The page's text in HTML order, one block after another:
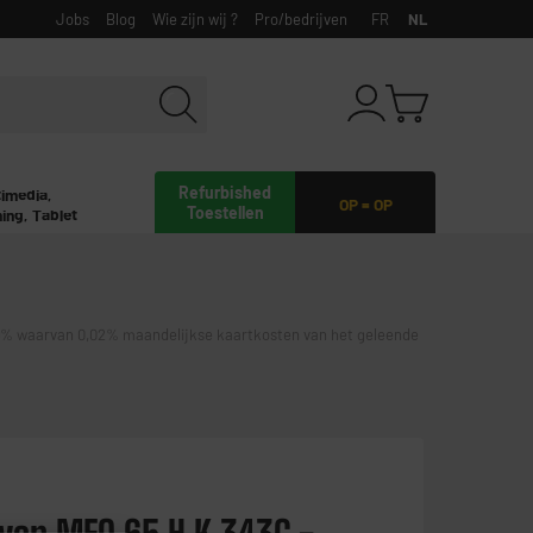
Jobs Blog Wie zijn wij ? Pro/bedrijven FR NL
OP = OP
Refurbished
Toestellen
Tablet
waarvan 0,02% maandelijkse kaartkosten van het geleende